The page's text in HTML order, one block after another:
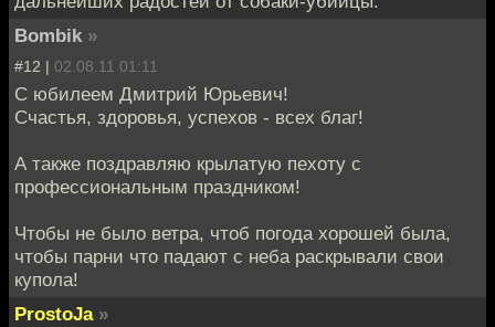
Bombik »
#12 | 02.08.11 01:11
С юбилеем Дмитрий Юрьевич!
Счастья, здоровья, успехов - всех благ!
А также поздравляю крылатую пехоту с
профессиональным праздником!
Чтобы не было ветра, чтоб погода хорошей была,
чтобы парни что падают с неба раскрывали свои
купола!
ProstoJa »